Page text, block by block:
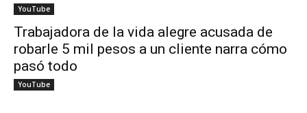
YouTube
Trabajadora de la vida alegre acusada de
robarle 5 mil pesos a un cliente narra cómo
pasó todo
YouTube